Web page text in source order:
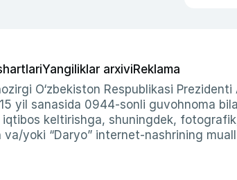
Yangiliklar arxiviReklama
O‘zbekiston Respublikasi
yil sanasida 0944-sonli guvohnoma
iqtibos keltirishga, shuningdek,
yoki “Daryo” internet-nashrining